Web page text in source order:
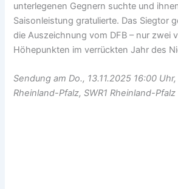
unterlegenen Gegnern suchte und
Saisonleistung gratulierte. Das Siegtor
die Auszeichnung vom DFB – nur zwei
Höhepunkten im verrückten Jahr des
Sendung am Do., 13.11.2025 16:00
Rheinland-Pfalz, SWR1 Rheinland-Pfalz